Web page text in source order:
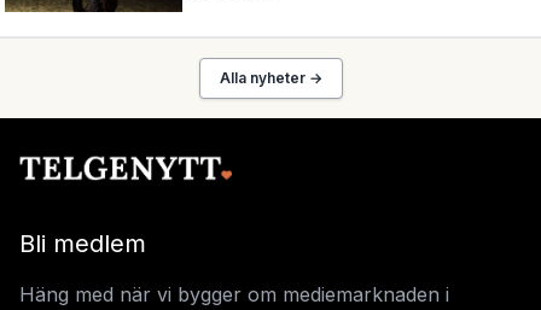
Alla nyheter →
Bli medlem
Häng med när vi bygger om mediemarknaden i